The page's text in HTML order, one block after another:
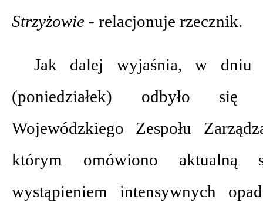
Strzyżowie - relacjonuje rzecznik.
Jak dalej wyjaśnia, w dniu
(poniedziałek) odbyło się
Wojewódzkiego Zespołu
którym omówiono aktualną
wystąpieniem intensywnych